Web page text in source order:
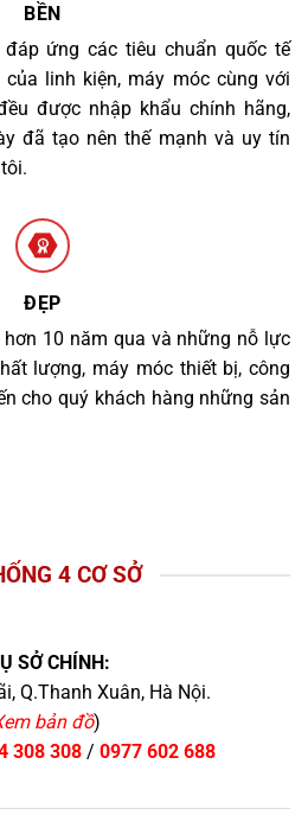
BỀN
ứng các tiêu chuẩn quốc tế
linh kiện, máy móc cùng với
được nhập khẩu chính hãng,
đã tạo nên thế mạnh và uy tín
ĐẸP
10 năm qua và những nỗ lực
lượng, máy móc thiết bị, công
cho quý khách hàng những sản
4 CƠ SỞ
SỞ CHÍNH:
Q.Thanh Xuân, Hà Nội.
bản đồ)
308 308/ 0977 602 688